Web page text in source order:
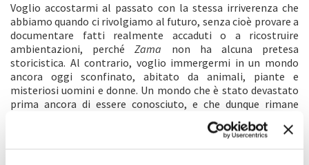
Voglio accostarmi al passato con la stessa irriverenza che
abbiamo quando ci rivolgiamo al futuro, senza cioè provare a
documentare fatti realmente accaduti o a ricostruire
ambientazioni, perchéZama non ha alcuna pretesa
storicistica. Al contrario, voglio immergermi in un mondo
ancora oggi sconfinato, abitato da animali, piante e
misteriosi uomini e donne. Un mondo che è stato devastato
prima ancora di essere conosciuto, e che dunque rimane
un’allucinazione. Il passato del nostro continente è oscuro,
confuso. Siamo noi che l’abbiamo reso tale, in modo da non